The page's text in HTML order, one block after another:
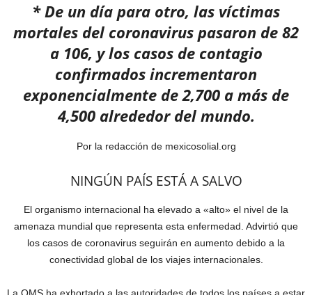
* De un día para otro, las víctimas
mortales del coronavirus pasaron de 82
a 106, y los casos de contagio
confirmados incrementaron
exponencialmente de 2,700 a más de
4,500 alrededor del mundo.
Por la redacción de mexicosolial.org
NINGÚN PAÍS ESTÁ A SALVO
El organismo internacional ha elevado a «alto» el nivel de la
amenaza mundial que representa esta enfermedad. Advirtió que
los casos de coronavirus seguirán en aumento debido a la
conectividad global de los viajes internacionales.